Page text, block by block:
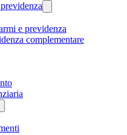
e previdenza
complementare